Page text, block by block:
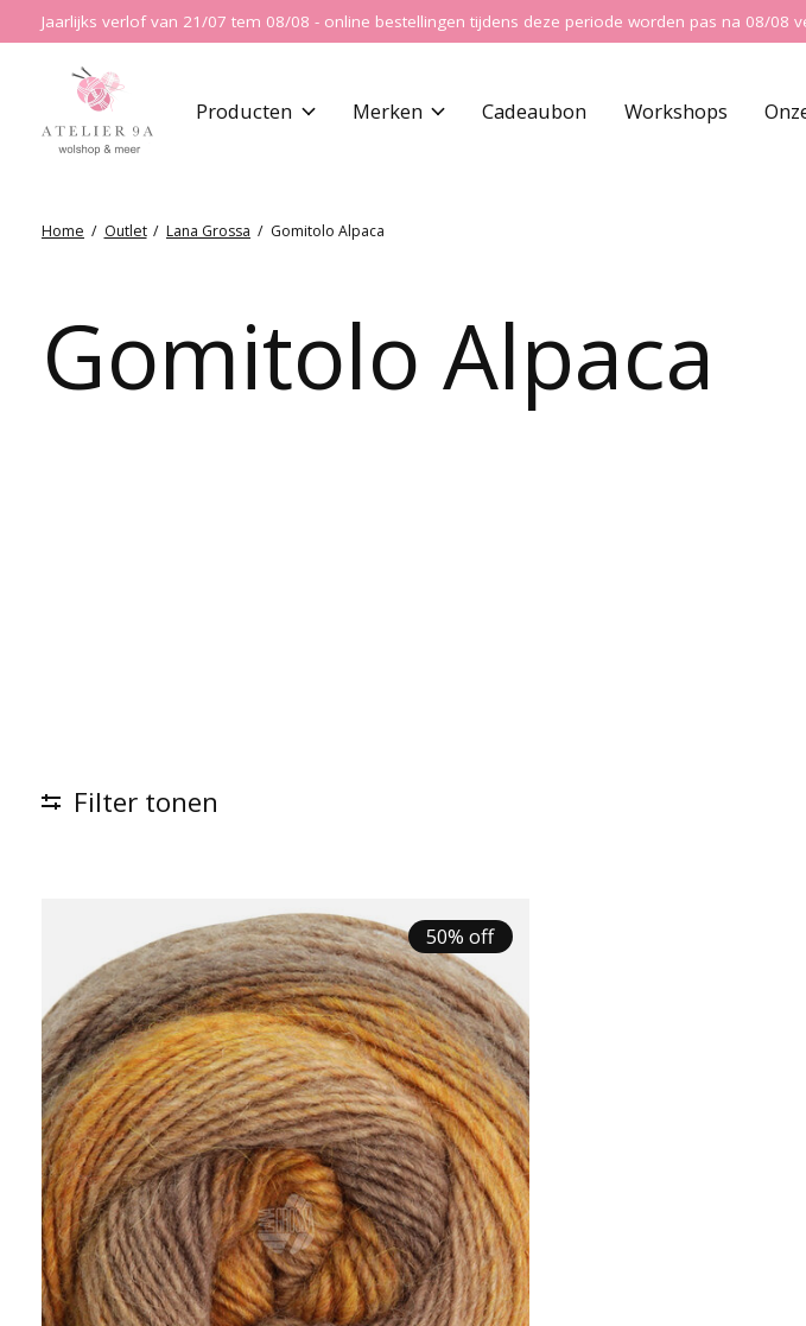
Jaarlijks verlof van 21/07 tem 08/08 - online bestellingen tijdens deze periode worden pas na 08/08
Producten Merken Cadeaubon Workshops
Home / Outlet / Lana Grossa / Gomitolo Alpaca
Gomitolo Alpaca
Filter tonen
50% off